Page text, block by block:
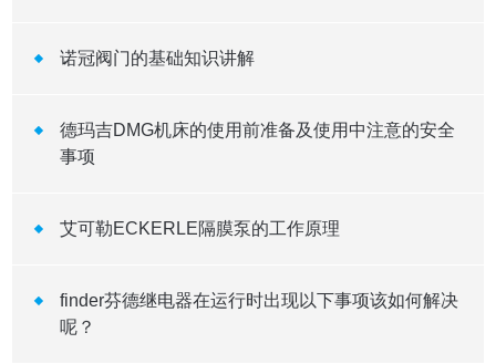
诺冠阀门的基础知识讲解
德玛吉DMG机床的使用前准备及使用中注意的安全
事项
艾可勒ECKERLE隔膜泵的工作原理
finder芬德继电器在运行时出现以下事项该如何解决
呢？